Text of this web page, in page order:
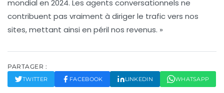
mondial en 2024. Les agents conversationnels ne
contribuent pas vraiment à diriger le trafic vers nos
sites, mettant ainsi en péril nos revenus. »
PARTAGER :
TWITTER FACEBOOK LINKEDIN WHATSAPP